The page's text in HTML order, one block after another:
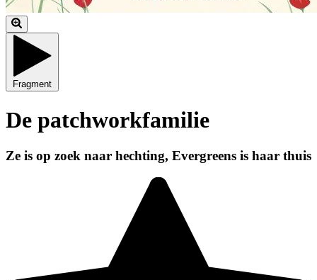
Fragment
De patchworkfamilie
Ze is op zoek naar hechting, Evergreens is haar thuis